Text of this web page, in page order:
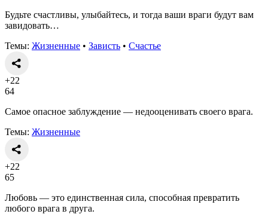
Будьте счастливы, улыбайтесь, и тогда ваши враги будут вам
завидовать…
Темы: Жизненные • Зависть • Счастье
+22
64
Самое опасное заблуждение — недооценивать своего врага.
Темы: Жизненные
+22
65
Любовь — это единственная сила, способная превратить
любого врага в друга.